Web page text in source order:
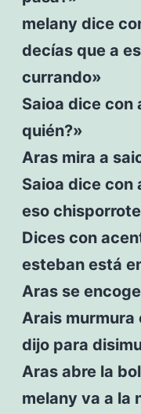
melany dice
decías que a
currando»
Saioa dice con
quién?»
Aras mira a
Saioa dice con
eso
Dices con
esteban está
Aras se
Arais murmura
dijo para
Aras abre la
melany va a la